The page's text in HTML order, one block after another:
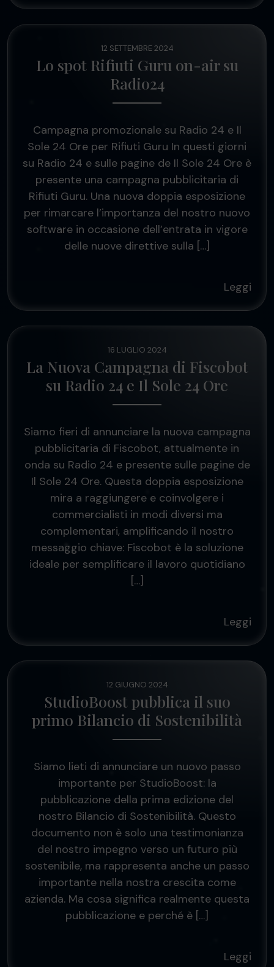
12 SETTEMBRE 2024
Lo spot Rifiuti Guru on-air su
Radio24
Campagna promozionale su Radio 24 e Il
Sole 24 Ore per Rifiuti Guru In questi giorni
su Radio 24 e sulle pagine de Il Sole 24 Ore è
presente una campagna pubblicitaria di
Rifiuti Guru. Una nuova doppia esposizione
per rimarcare l’importanza del nostro nuovo
software in occasione dell’entrata in vigore
delle nuove direttive sulla […]
Leggi
16 LUGLIO 2024
La Nuova Campagna di Fiscobot
su Radio 24 e Il Sole 24 Ore
Siamo fieri di annunciare la nuova campagna
pubblicitaria di Fiscobot, attualmente in
onda su Radio 24 e presente sulle pagine de
Il Sole 24 Ore. Questa doppia esposizione
mira a raggiungere e coinvolgere i
commercialisti in modi diversi ma
complementari, amplificando il nostro
messaggio chiave: Fiscobot è la soluzione
ideale per semplificare il lavoro quotidiano
[…]
Leggi
12 GIUGNO 2024
StudioBoost pubblica il suo
primo Bilancio di Sostenibilità
Siamo lieti di annunciare un nuovo passo
importante per StudioBoost: la
pubblicazione della prima edizione del
nostro Bilancio di Sostenibilità. Questo
documento non è solo una testimonianza
del nostro impegno verso un futuro più
sostenibile, ma rappresenta anche un passo
importante nella nostra crescita come
azienda. Ma cosa significa realmente questa
pubblicazione e perché è […]
Leggi